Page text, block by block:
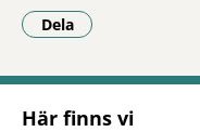
Dela
- Klicka för att
Här finns vi